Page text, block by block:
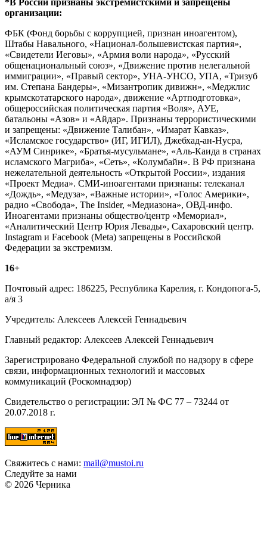
*В России признаны экстремистскими и запрещены
организации:
ФБК (Фонд борьбы с коррупцией, признан иноагентом),
Штабы Навального, «Национал-большевистская партия»,
«Свидетели Иеговы», «Армия воли народа», «Русский
общенациональный союз», «Движение против нелегальной
иммиграции», «Правый сектор», УНА-УНСО, УПА, «Тризуб
им. Степана Бандеры», «Мизантропик дивижн», «Меджлис
крымскотатарского народа», движение «Артподготовка»,
общероссийская политическая партия «Воля», АУЕ,
батальоны «Азов» и «Айдар». Признаны террористическими
и запрещены: «Движение Талибан», «Имарат Кавказ»,
«Исламское государство» (ИГ, ИГИЛ), Джебхад-ан-Нусра,
«АУМ Синрике», «Братья-мусульмане», «Аль-Каида в странах
исламского Магриба», «Сеть», «Колумбайн». В РФ признана
нежелательной деятельность «Открытой России», издания
«Проект Медиа». СМИ-иноагентами признаны: телеканал
«Дождь», «Медуза», «Важные истории», «Голос Америки»,
радио «Свобода», The Insider, «Медиазона», ОВД-инфо.
Иноагентами признаны общество/центр «Мемориал»,
«Аналитический Центр Юрия Левады», Сахаровский центр.
Instagram и Facebook (Metа) запрещены в Российской
Федерации за экстремизм.
16+
Почтовый адрес: 186225, Республика Карелия, г. Кондопога-5,
а/я 3
Учредитель: Алексеев Алексей Геннадьевич
Главный редактор: Алексеев Алексей Геннадьевич
Зарегистрировано Федеральной службой по надзору в сфере
связи, информационных технологий и массовых
коммуникаций (Роскомнадзор)
Свидетельство о регистрации: ЭЛ № ФС 77 – 73244 от
20.07.2018 г.
Свяжитесь с нами: mail@mustoi.ru
Следуйте за нами
© 2026 Черника